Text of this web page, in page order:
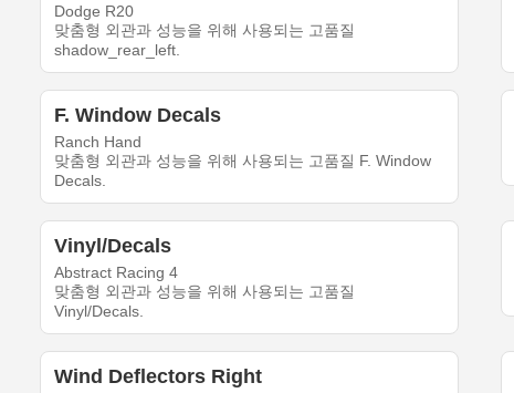
Dodge R20
맞춤형 외관과 성능을 위해 사용되는 고품질
shadow_rear_left.
F. Window Decals
Ranch Hand
맞춤형 외관과 성능을 위해 사용되는 고품질 F. Window
Decals.
Vinyl/Decals
Abstract Racing 4
맞춤형 외관과 성능을 위해 사용되는 고품질
Vinyl/Decals.
Wind Deflectors Right